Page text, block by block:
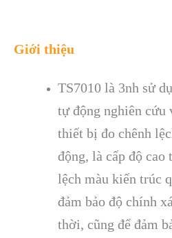
Giới thiệu
TS7010 là 3nh sử
tự động nghiên cứu
thiết bị đo chênh
động, là cấp độ
lệch màu kiến trúc
đảm bảo độ chính
thời, cũng để đảm